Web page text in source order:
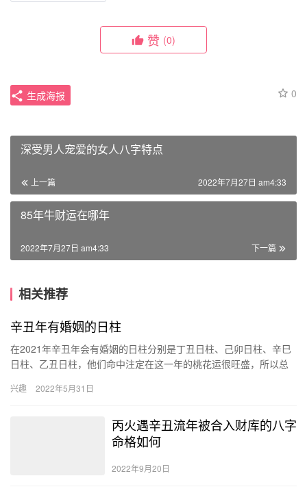
赞 (0)
0
生成海报
深受男人宠爱的女人八字特点
上一篇 2022年7月27日 am4:33
85年牛财运在哪年
下一篇
2022年7月27日 am4:33
相关推荐
辛丑年有婚姻的日柱
在2021年辛丑年会有婚姻的日柱分别是丁丑日柱、己卯日柱、辛巳
日柱、乙丑日柱，他们命中注定在这一年的桃花运很旺盛，所以总
理。…
兴趣 2022年5月31日
丙火遇辛丑流年被合入财库的八字
命格如何
2022年9月20日